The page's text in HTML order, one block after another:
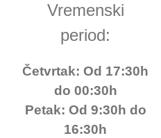
Vremenski
period:
Četvrtak: Od 17:30h
do 00:30h
Petak: Od 9:30h do
16:30h